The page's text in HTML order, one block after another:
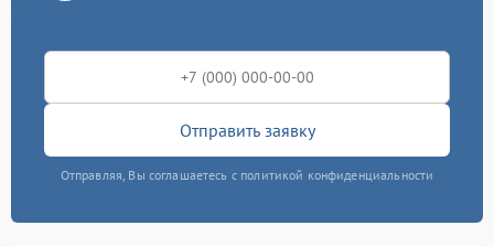
Отправить заявку
Отправляя, Вы соглашаетесь с политикой конфиденциальности